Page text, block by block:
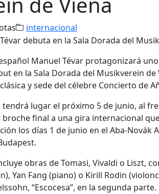
internacional
Manuel Tévar protagonizará
en la Sala Dorada del Musikverein
y sede del célebre Concierto de
lugar el próximo 5 de junio, al
final a una gira internacional
los días 1 de junio en el Aba-Novák
obras de Tomasi, Vivaldi o Liszt,
Yan Fang (piano) o Kirill Rodin
“Escocesa”, en la segunda parte.